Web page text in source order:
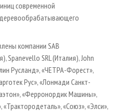
современной
компании SAB
Spanevello SRL (Италия), John
Русланд», «ЧЕТРА­-Форест»,
Рус», «Лонмади Санкт­-
«Ферронордик Машины»,
«Союз», «Элси»,